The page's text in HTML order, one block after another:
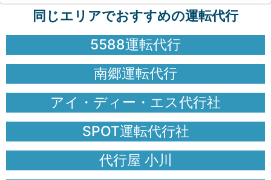
同じエリアでおすすめの運転代行
5588運転代行
南郷運転代行
アイ・ディー・エス代行社
SPOT運転代行社
代行屋 小川